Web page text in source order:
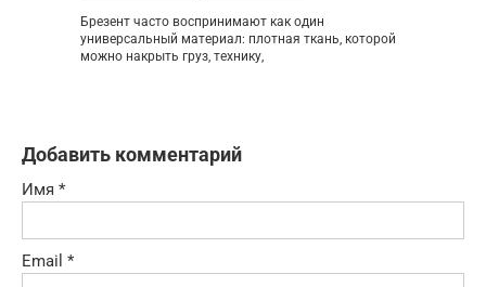
Брезент часто воспринимают как один
универсальный материал: плотная ткань, которой
можно накрыть груз, технику,
Добавить комментарий
Имя *
Email *